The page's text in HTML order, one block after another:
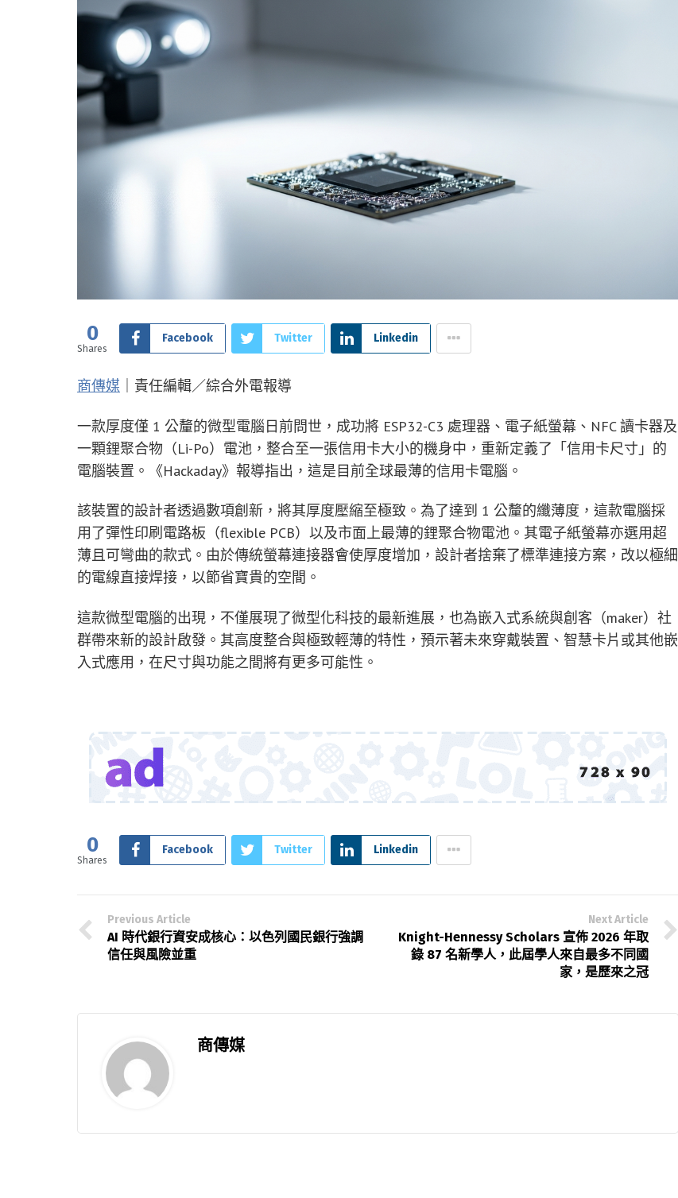
0
Shares
Facebook Twitter Linkedin
商傳媒 ｜責任編輯／綜合外電報導
一款厚度僅 1 公釐的微型電腦日前問世，成功將 ESP32-C3 處理器、電子紙螢幕、NFC 讀卡器及
一顆鋰聚合物（Li-Po）電池，整合至一張信用卡大小的機身中，重新定義了「信用卡尺寸」的
電腦裝置。《Hackaday》報導指出，這是目前全球最薄的信用卡電腦。
該裝置的設計者透過數項創新，將其厚度壓縮至極致。為了達到 1 公釐的纖薄度，這款電腦採
用了彈性印刷電路板（flexible PCB）以及市面上最薄的鋰聚合物電池。其電子紙螢幕亦選用超
薄且可彎曲的款式。由於傳統螢幕連接器會使厚度增加，設計者捨棄了標準連接方案，改以極細
的電線直接焊接，以節省寶貴的空間。
這款微型電腦的出現，不僅展現了微型化科技的最新進展，也為嵌入式系統與創客（maker）社
群帶來新的設計啟發。其高度整合與極致輕薄的特性，預示著未來穿戴裝置、智慧卡片或其他嵌
入式應用，在尺寸與功能之間將有更多可能性。
0
Shares
Facebook Twitter Linkedin
Previous Article
AI 時代銀行資安成核心：以色列國民銀行強調
信任與風險並重
Next Article
Knight-Hennessy Scholars 宣佈 2026 年取
錄 87 名新學人，此屆學人來自最多不同國
家，是歷來之冠
商傳媒